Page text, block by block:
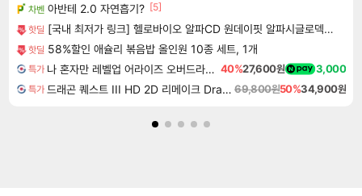
차벤 아반테 2.0 자연흡기? [5]
핫딜 [국내 최저가 링크] 헬로바이오 알파CD 원데이핏 알파시글로덱스트린, 3g, 14포, 12개
핫딜 58%할인 애슐리 볶음밥 올인원 10종 세트, 1개
특가 나 혼자만 레벨업 어라이즈 오버드라이브 Solo Leveling Arise 40%27,600원 3,000
특가 드래곤 퀘스트 III HD 2D 리메이크 Dragon Quest III HD 2D Remake 69,800원50%34,900원